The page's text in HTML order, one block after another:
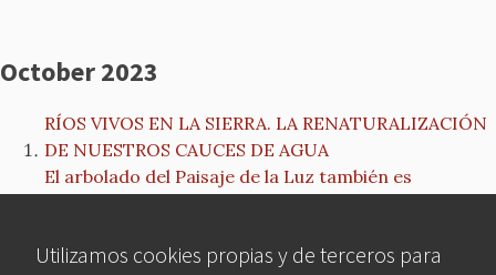
Utilizamos cookies propias y de terceros para
October 2023
RÍOS VIVOS EN LA SIERRA. LA RENATURALIZACIÓN
DE NUESTROS CAUCES DE AGUA
El arbolado del Paisaje de la Luz también es
contencioso administrativo contra el nuevo Plan